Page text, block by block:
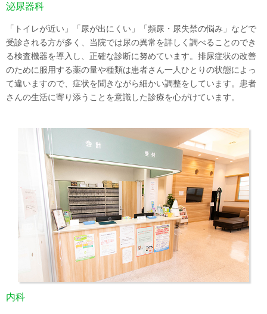
泌尿器科
「トイレが近い」「尿が出にくい」「頻尿・尿失禁の悩み」などで
受診される方が多く、当院では尿の異常を詳しく調べることのでき
る検査機器を導入し、正確な診断に努めています。排尿症状の改善
のために服用する薬の量や種類は患者さん一人ひとりの状態によっ
て違いますので、症状を聞きながら細かい調整をしています。患者
さんの生活に寄り添うことを意識した診療を心がけています。
内科